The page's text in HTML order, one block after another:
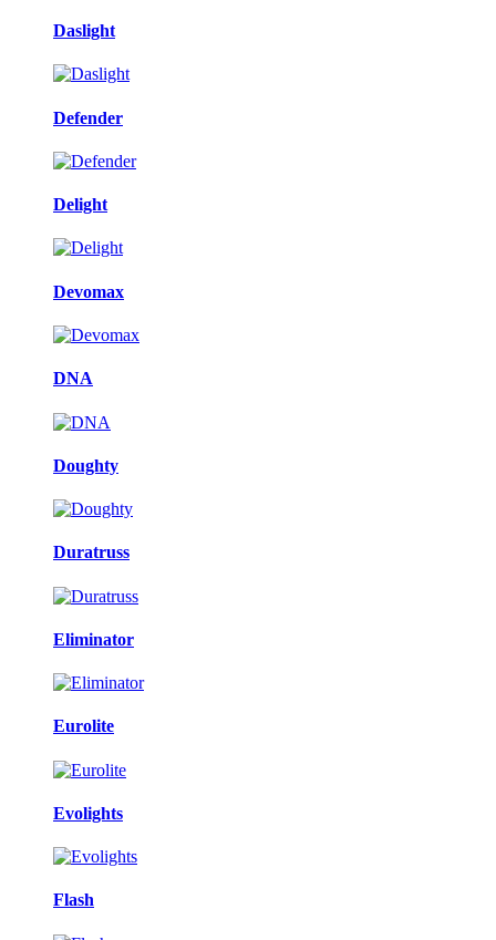
Daslight
Defender
Delight
Devomax
DNA
Doughty
Duratruss
Eliminator
Eurolite
Evolights
Flash